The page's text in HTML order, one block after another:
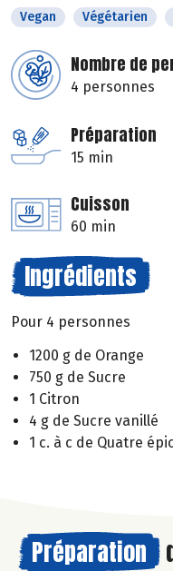
Vegan Végétarien
Nombre de
4 personnes
Préparation
15 min
Cuisson
60 min
Ingrédients
Pour 4 personnes
1200 g de Orange
750 g de Sucre
1 Citron
4 g de Sucre vanillé
1 c. à c de Quatre
Préparation